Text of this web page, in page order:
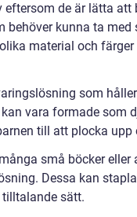
de är lätta att
behöver kunna ta
material och
som
vara formade som
till att plocka upp
små böcker eller
Dessa kan
sätt.